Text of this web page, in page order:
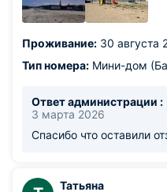
Проживание: 30 августа
Тип номера: Мини-дом
Ответ администрации :
3 марта 2026
Спасибо что оставили
Татьяна